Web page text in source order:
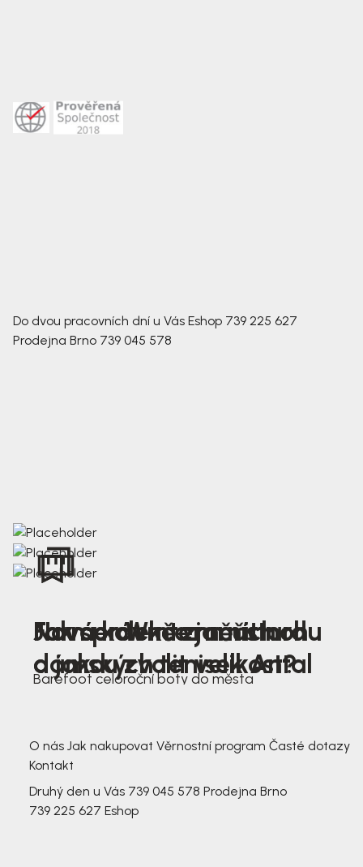
Do dvou pracovních dní u Vás Eshop 739 225 627
Prodejna Brno 739 045 578
Nová kolekce jarních
dámských tenisek Antal
Jak správně změřit nohu
a jakou zvolit velikost?
Farmer Winter mustard
Barefoot celoroční boty do města
O nás Jak nakupovat Věrnostní program Časté dotazy
Kontakt
Druhý den u Vás 739 045 578 Prodejna Brno
739 225 627 Eshop